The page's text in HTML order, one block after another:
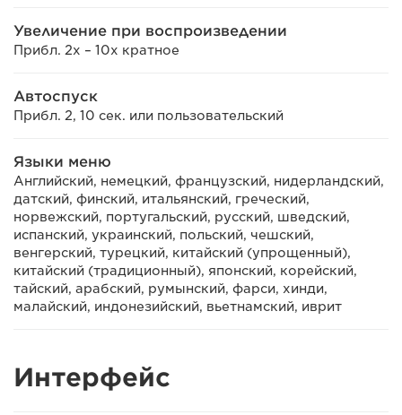
Увеличение при воспроизведении
Прибл. 2x – 10x кратное
Автоспуск
Прибл. 2, 10 сек. или пользовательский
Языки меню
Английский, немецкий, французский, нидерландский,
датский, финский, итальянский, греческий,
норвежский, португальский, русский, шведский,
испанский, украинский, польский, чешский,
венгерский, турецкий, китайский (упрощенный),
китайский (традиционный), японский, корейский,
тайский, арабский, румынский, фарси, хинди,
малайский, индонезийский, вьетнамский, иврит
Интерфейс